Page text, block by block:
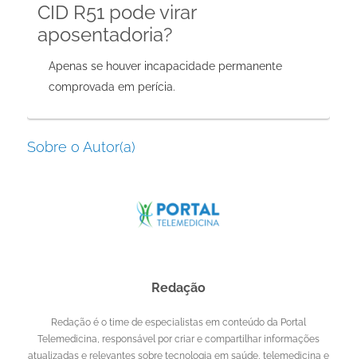
CID R51 pode virar
aposentadoria?
Apenas se houver incapacidade permanente
comprovada em perícia.
Sobre o Autor(a)
Redação
Redação é o time de especialistas em conteúdo da Portal
Telemedicina, responsável por criar e compartilhar informações
atualizadas e relevantes sobre tecnologia em saúde, telemedicina e